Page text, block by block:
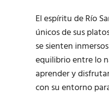
El espíritu de Río
únicos de sus
se sienten
equilibrio entre lo
aprender y
con su entorno